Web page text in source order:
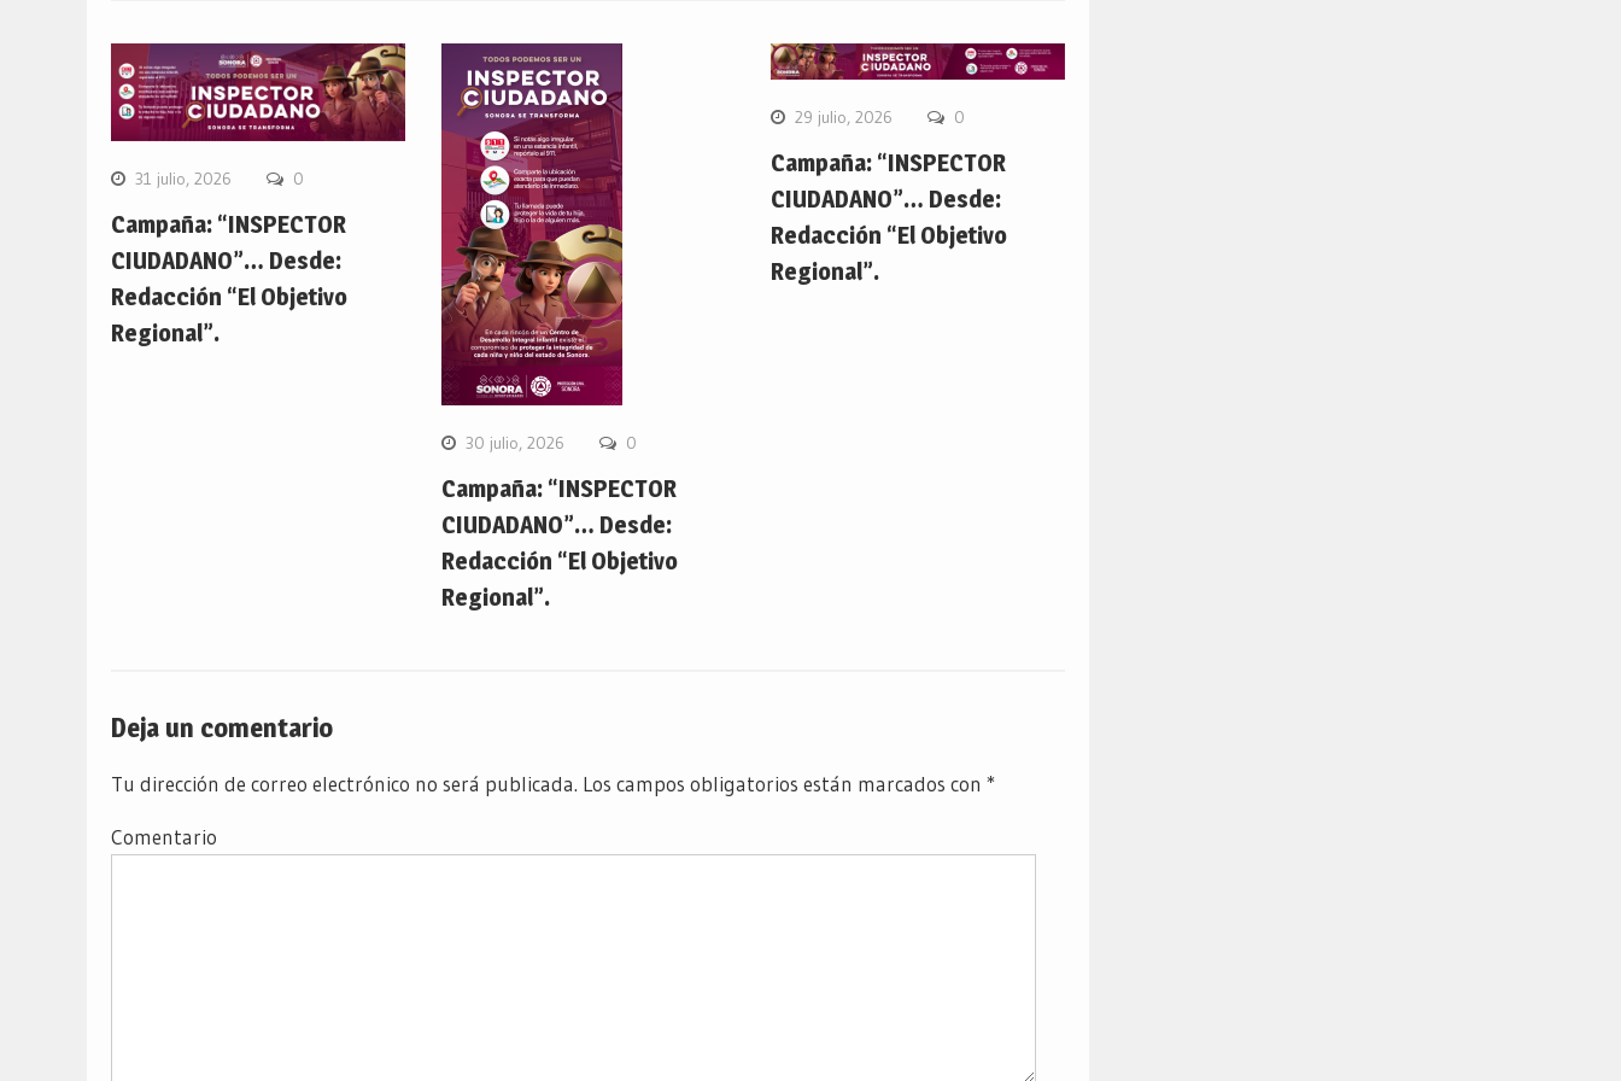
31 julio, 2026 0
Campaña: “INSPECTOR
CIUDADANO”… Desde:
Redacción “El Objetivo
Regional”.
30 julio, 2026 0
Campaña: “INSPECTOR
CIUDADANO”… Desde:
Redacción “El Objetivo
Regional”.
29 julio, 2026 0
Campaña: “INSPECTOR
CIUDADANO”… Desde:
Redacción “El Objetivo
Regional”.
Deja un comentario
Tu dirección de correo electrónico no será publicada. Los campos obligatorios están marcados con *
Comentario